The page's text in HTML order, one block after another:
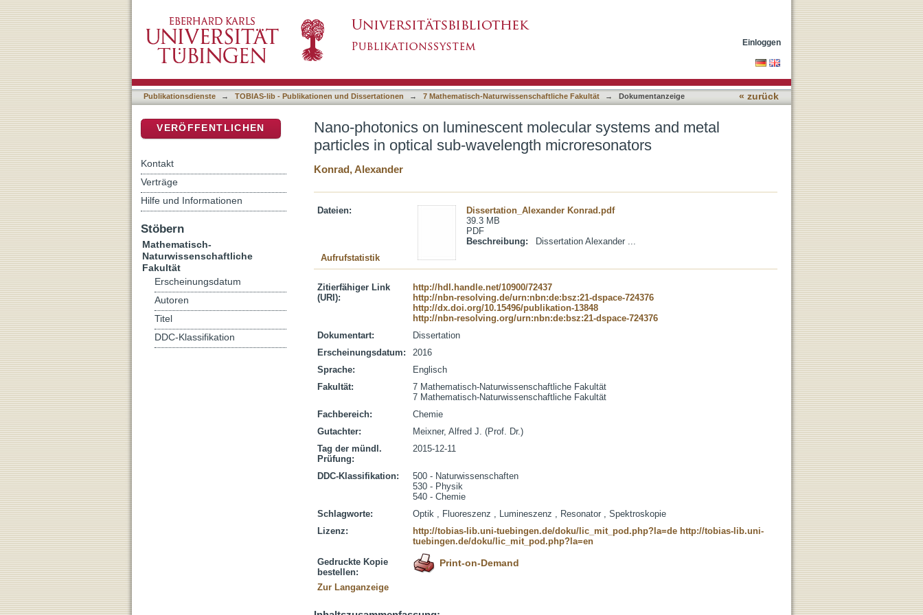
microresonators
Einloggen
Publikationsdienste → TOBIAS-lib - Publikationen und Dissertationen → 7 Mathematisch-Naturwissenschaftliche Fakultät → Dokumentanzeige « zurück
Nano-photonics on luminescent molecular systems and metal
particles in optical sub-wavelength microresonators
Konrad, Alexander
Dateien:
Dissertation_Alexander Konrad.pdf
39.3 MB
PDF
Beschreibung:
Dissertation Alexander ...
Aufrufstatistik
Zitierfähiger Link
(URI):
http://hdl.handle.net/10900/72437
http://nbn-resolving.de/urn:nbn:de:bsz:21-dspace-724376
http://dx.doi.org/10.15496/publikation-13848
http://nbn-resolving.org/urn:nbn:de:bsz:21-dspace-724376
Dokumentart:
Dissertation
Erscheinungsdatum:
2016
Sprache:
Englisch
Fakultät:
7 Mathematisch-Naturwissenschaftliche Fakultät
7 Mathematisch-Naturwissenschaftliche Fakultät
Fachbereich:
Chemie
Gutachter:
Meixner, Alfred J. (Prof. Dr.)
Tag der mündl.
Prüfung:
2015-12-11
DDC-Klassifikation:
500 - Naturwissenschaften
530 - Physik
540 - Chemie
Schlagworte:
Optik , Fluoreszenz , Lumineszenz , Resonator , Spektroskopie
Lizenz:
http://tobias-lib.uni-tuebingen.de/doku/lic_mit_pod.php?la=de http://tobias-lib.uni-
tuebingen.de/doku/lic_mit_pod.php?la=en
Gedruckte Kopie
bestellen:
Print-on-Demand
Zur Langanzeige
VERÖFFENTLICHEN
Kontakt
Verträge
Hilfe und Informationen
Stöbern
Mathematisch-
Naturwissenschaftliche
Fakultät
Erscheinungsdatum
Autoren
Titel
DDC-Klassifikation